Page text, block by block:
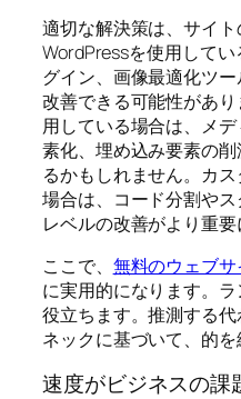
適切な解決策は、サイト
WordPressを使用して
グイン、画像最適化ツ
改善できる可能性があ
用している場合は、メ
素化、埋め込み要素の
るかもしれません。カ
場合は、コード分割や
レベルの改善がより重要
ここで、 無料のウェブ
に実用的になります。
役立ちます。推測する
ネックに基づいて、的を
速度がビジネスの課